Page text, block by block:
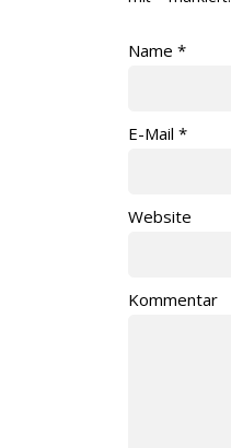
Name *
E-Mail *
Website
Kommentar